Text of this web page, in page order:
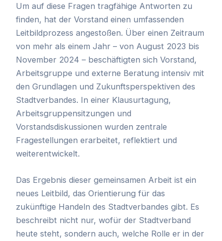
Um auf diese Fragen tragfähige Antworten zu
finden, hat der Vorstand einen umfassenden
Leitbildprozess angestoßen. Über einen Zeitraum
von mehr als einem Jahr – von August 2023 bis
November 2024 – beschäftigten sich Vorstand,
Arbeitsgruppe und externe Beratung intensiv mit
den Grundlagen und Zukunftsperspektiven des
Stadtverbandes. In einer Klausurtagung,
Arbeitsgruppensitzungen und
Vorstandsdiskussionen wurden zentrale
Fragestellungen erarbeitet, reflektiert und
weiterentwickelt.
Das Ergebnis dieser gemeinsamen Arbeit ist ein
neues Leitbild, das Orientierung für das
zukünftige Handeln des Stadtverbandes gibt. Es
beschreibt nicht nur, wofür der Stadtverband
heute steht, sondern auch, welche Rolle er in der